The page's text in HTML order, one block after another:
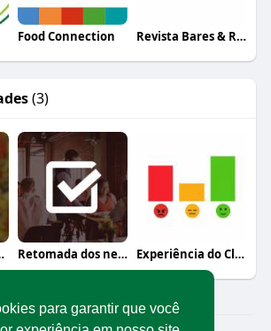
para garantir que você
Food Connection Revista Bares & Restaurantes
(3)
away Retomada dos negócios Experiência do Cliente